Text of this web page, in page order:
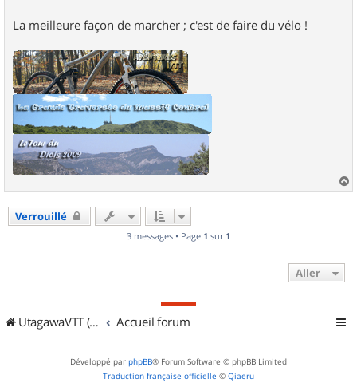
La meilleure façon de marcher ; c'est de faire du vélo !
a
Verrouillé
3 messages • Page 1 sur 1
Aller
UtagawaVTT (Randos VTT et VTTAE avec traces GPS) Accueil forum
Développé par phpBB® Forum Software © phpBB Limited
Traduction française officielle © Qiaeru